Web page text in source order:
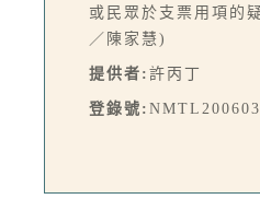
或民眾於支票用項的
／陳家慧)
提供者: 許丙丁
登錄號: